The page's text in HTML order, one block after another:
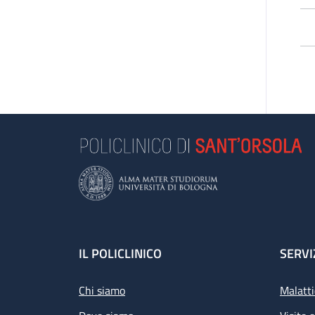
Footer
IL POLICLINICO
Chi siamo